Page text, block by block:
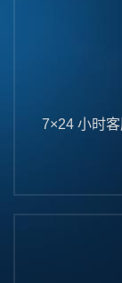
7×24 小时